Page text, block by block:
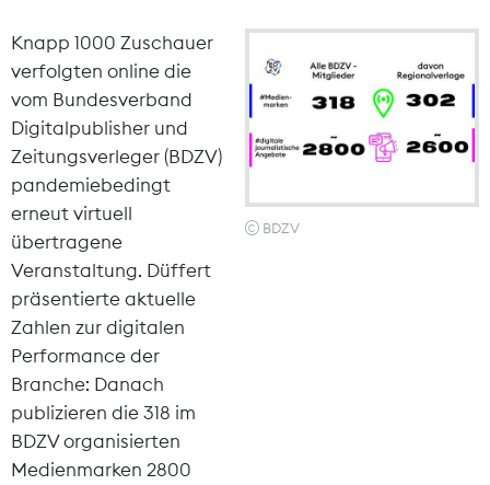
BDZV
Knapp 1000 Zuschauer
verfolgten online die
vom Bundesverband
Digitalpublisher und
Zeitungsverleger (BDZV)
pandemiebedingt
erneut virtuell
übertragene
Veranstaltung. Düffert
präsentierte aktuelle
Zahlen zur digitalen
Performance der
Branche: Danach
publizieren die 318 im
BDZV organisierten
Medienmarken 2800